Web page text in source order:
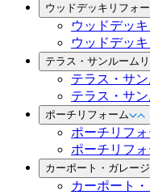
ウッドデッキリフォ
ウッドデッ
ウッドデッ
テラス・サンルーム
テラス・サ
テラス・サ
ポーチリフォーム
ポーチリフ
ポーチリフ
カーポート・ガレー
カーポート